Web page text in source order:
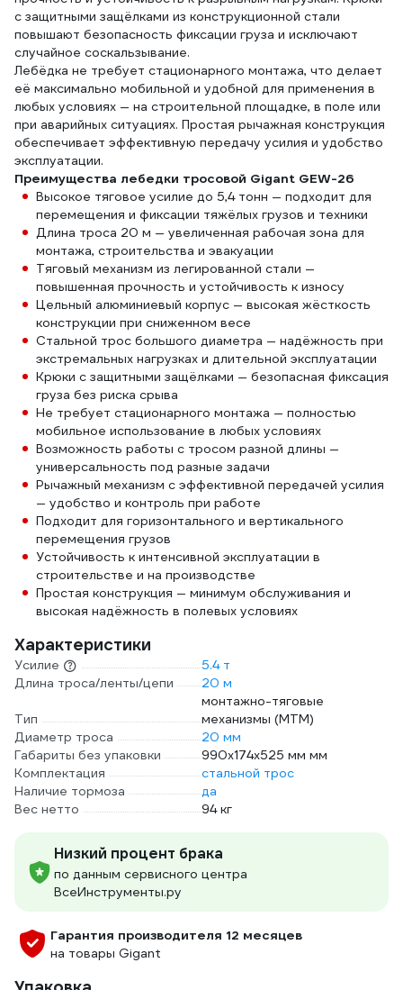
с защитными защёлками из конструкционной стали
повышают безопасность фиксации груза и исключают
случайное соскальзывание.
Лебёдка не требует стационарного монтажа, что делает
её максимально мобильной и удобной для применения в
любых условиях — на строительной площадке, в поле или
при аварийных ситуациях. Простая рычажная конструкция
обеспечивает эффективную передачу усилия и удобство
эксплуатации.
Преимущества лебедки тросовой Gigant GEW-26
Высокое тяговое усилие до 5,4 тонн — подходит для
перемещения и фиксации тяжёлых грузов и техники
Длина троса 20 м — увеличенная рабочая зона для
монтажа, строительства и эвакуации
Тяговый механизм из легированной стали —
повышенная прочность и устойчивость к износу
Цельный алюминиевый корпус — высокая жёсткость
конструкции при сниженном весе
Стальной трос большого диаметра — надёжность при
экстремальных нагрузках и длительной эксплуатации
Крюки с защитными защёлками — безопасная фиксация
груза без риска срыва
Не требует стационарного монтажа — полностью
мобильное использование в любых условиях
Возможность работы с тросом разной длины —
универсальность под разные задачи
Рычажный механизм с эффективной передачей усилия
— удобство и контроль при работе
Подходит для горизонтального и вертикального
перемещения грузов
Устойчивость к интенсивной эксплуатации в
строительстве и на производстве
Простая конструкция — минимум обслуживания и
высокая надёжность в полевых условиях
Характеристики
Усилие
5.4 т
Длина троса/ленты/цепи
20 м
Тип
монтажно-тяговые
механизмы (МТМ)
Диаметр троса
20 мм
Габариты без упаковки
990х174х525 мм мм
Комплектация
стальной трос
Наличие тормоза
да
Вес нетто
94 кг
Низкий процент брака
по данным сервисного центра
ВсеИнструменты.ру
Гарантия производителя 12 месяцев
на товары Gigant